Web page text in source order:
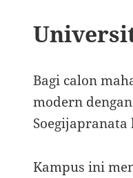
Bagi calon
modern
Soegijapranata
Kampus ini